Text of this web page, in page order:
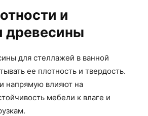
и
древесины
для стеллажей в ванной
ее плотность и твердость.
напрямую влияют на
мебели к влаге и